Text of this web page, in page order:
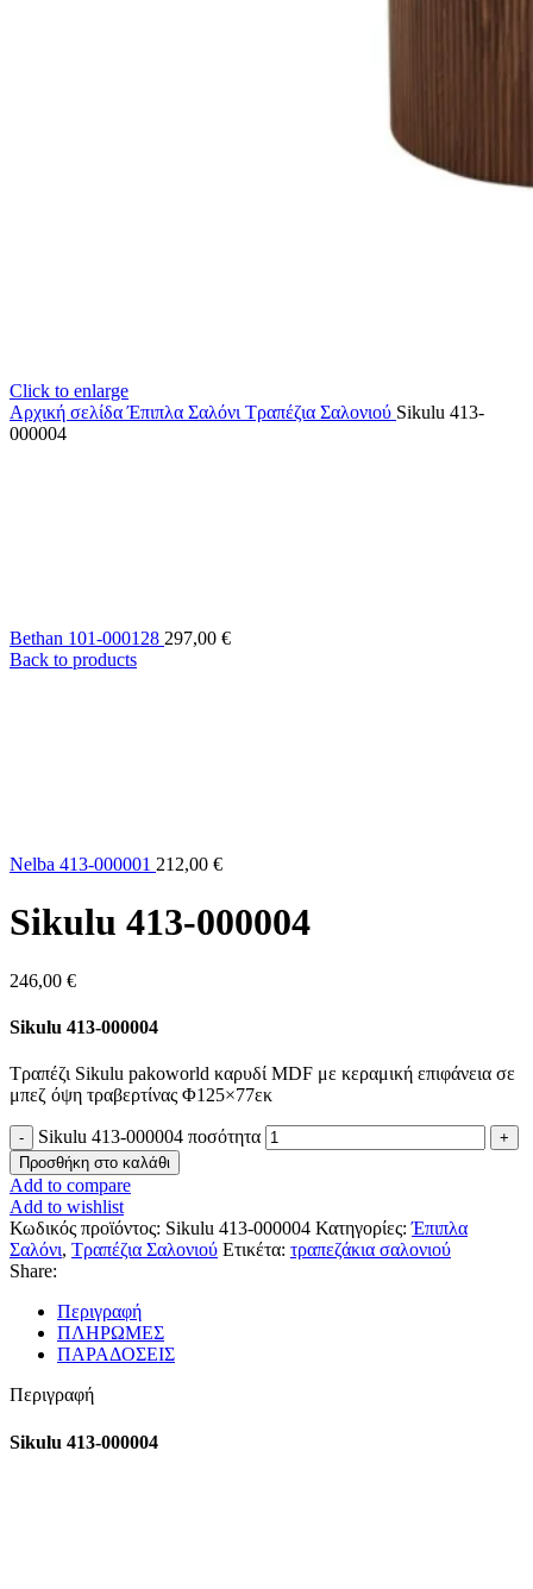
Click to enlarge
Αρχική σελίδαΈπιπλα Σαλόνι Τραπέζια Σαλονιού Sikulu 413-
000004
Bethan 101-000128 297,00 €
Back to products
Nelba 413-000001 212,00 €
Sikulu 413-000004
246,00 €
Sikulu 413-000004
Τραπέζι Sikulu pakoworld καρυδί MDF με κεραμική επιφάνεια σε
μπεζ όψη τραβερτίνας Φ125×77εκ
Sikulu 413-000004 ποσότητα
Προσθήκη στο καλάθι
Add to compare
Add to wishlist
Κωδικός προϊόντος: Sikulu 413-000004 Κατηγορίες: Έπιπλα
Σαλόνι, Τραπέζια Σαλονιού Ετικέτα: τραπεζάκια σαλονιού
Share:
Περιγραφή
ΠΛΗΡΩΜΕΣ
ΠΑΡΑΔΟΣΕΙΣ
Περιγραφή
Sikulu 413-000004